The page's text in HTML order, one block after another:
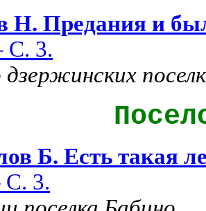
Н. Предания и
С. 3.
Б. Есть такая
С. 3.